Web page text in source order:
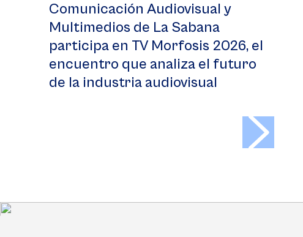
Comunicación Audiovisual y
Multimedios de La Sabana
participa en TV Morfosis 2026, el
encuentro que analiza el futuro
de la industria audiovisual